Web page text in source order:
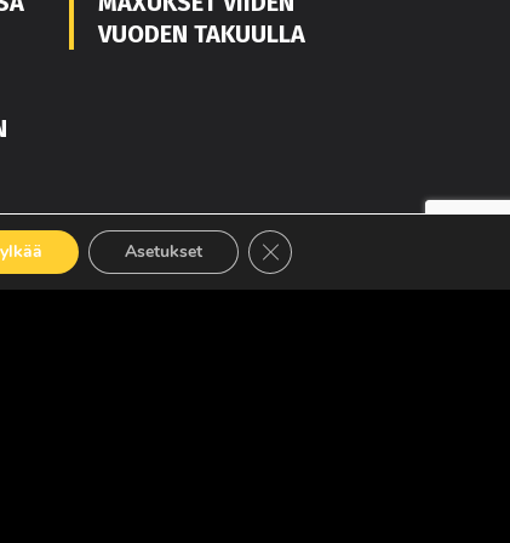
VUODEN TAKUULLA
LUE LISÄÄ
Asetukset Sulje evästebanneri